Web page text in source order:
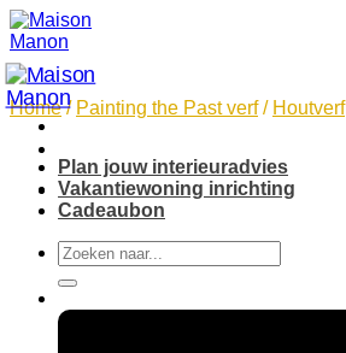
Skip
to
content
Plan jouw interieuradvies
Vakantiewoning inrichting
Cadeaubon
Search
for:
Home / Painting the Past verf / Houtverf